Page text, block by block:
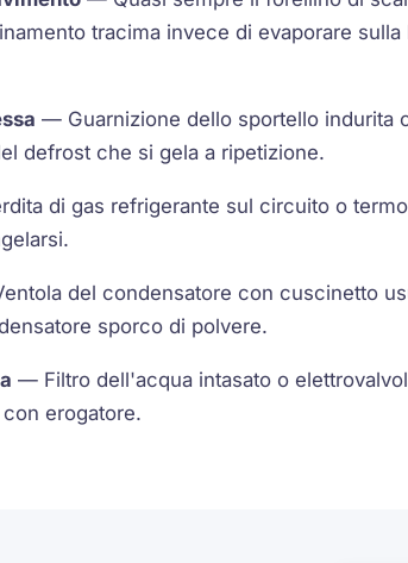
tracima invece di evaporare sulla
— Guarnizione dello sportello indurita
defrost che si gela a ripetizione.
di gas refrigerante sul circuito o
del condensatore con cuscinetto
sporco di polvere.
— Filtro dell'acqua intasato o
erogatore.